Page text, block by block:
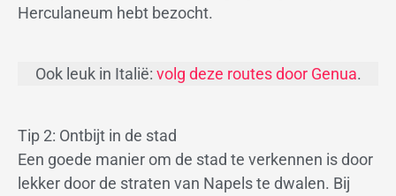
Herculaneum hebt bezocht.
Ook leuk in Italië: volg deze routes door Genua.
Tip 2: Ontbijt in de stad
Een goede manier om de stad te verkennen is door
lekker door de straten van Napels te dwalen. Bij